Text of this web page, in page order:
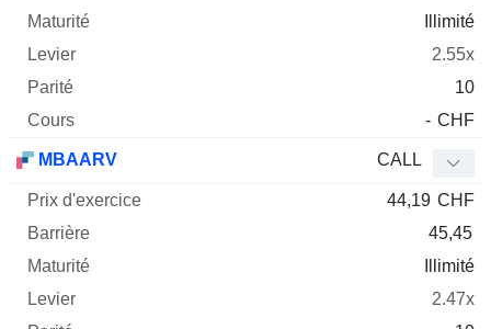
Illimité
2.55x
10
- CHF
MBAARV CALL
44,19 CHF
45,45
Illimité
2.47x